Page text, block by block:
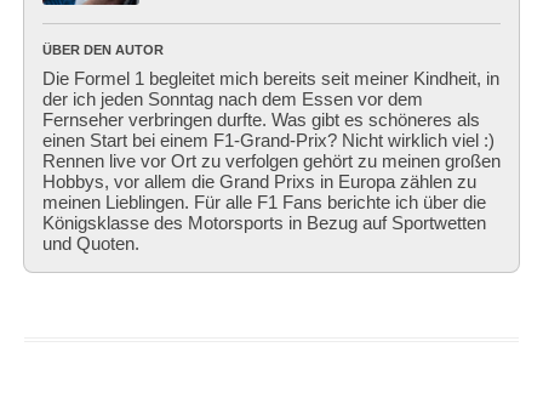
ÜBER DEN AUTOR
Die Formel 1 begleitet mich bereits seit meiner Kindheit, in
der ich jeden Sonntag nach dem Essen vor dem
Fernseher verbringen durfte. Was gibt es schöneres als
einen Start bei einem F1-Grand-Prix? Nicht wirklich viel :)
Rennen live vor Ort zu verfolgen gehört zu meinen großen
Hobbys, vor allem die Grand Prixs in Europa zählen zu
meinen Lieblingen. Für alle F1 Fans berichte ich über die
Königsklasse des Motorsports in Bezug auf Sportwetten
und Quoten.